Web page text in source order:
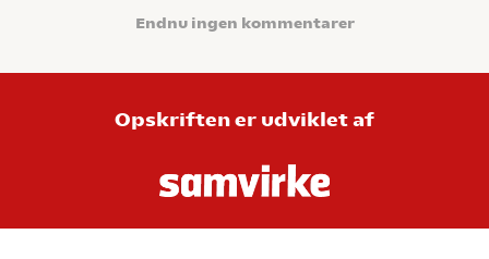
Endnu ingen kommentarer
Opskriften er udviklet af